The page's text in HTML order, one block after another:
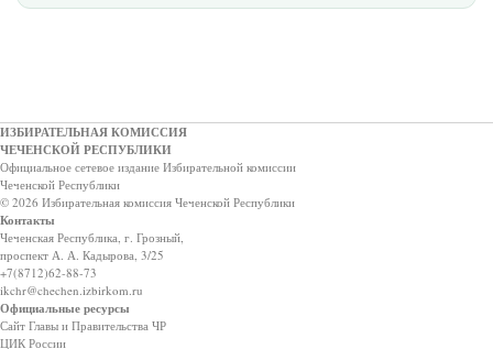
ИЗБИРАТЕЛЬНАЯ КОМИССИЯ
ЧЕЧЕНСКОЙ РЕСПУБЛИКИ
Официальное сетевое издание Избирательной комиссии
Чеченской Республики
© 2026 Избирательная комиссия Чеченской Республики
Контакты
Чеченская Республика, г. Грозный,
проспект А. А. Кадырова, 3/25
+7(8712)62-88-73
ikchr@chechen.izbirkom.ru
Официальные ресурсы
Сайт Главы и Правительства ЧР
ЦИК России